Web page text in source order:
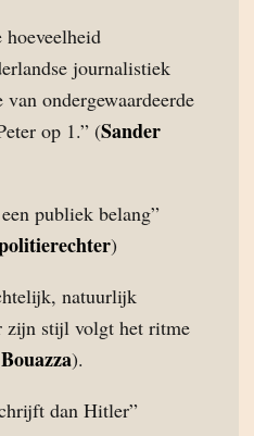
hoeveelheid
journalistiek
ondergewaardeerde
op 1.” (Sander
publiek belang”
)
natuurlijk
zijn stijl volgt het ritme
).
dan Hitler”